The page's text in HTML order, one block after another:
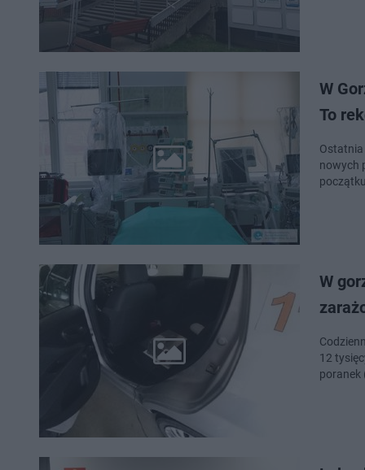
W
To
nowych
W
12
poranek